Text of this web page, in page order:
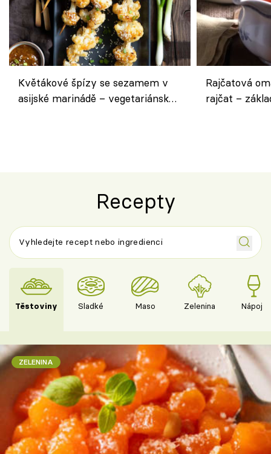
Květákové špízy se sezamem v
asijské marinádě – vegetariánská
Rajčatová
rajčat –
Recepty
Těstoviny Sladké Maso Zelenina Nápoje
ZELENINA